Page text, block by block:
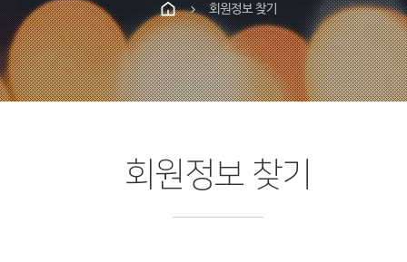
chevron_right 회원정보 찾기
회원정보 찾기